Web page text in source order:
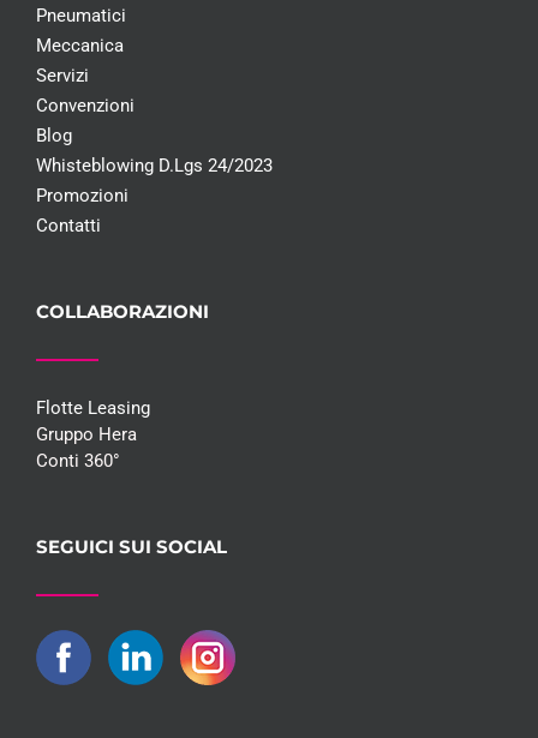
Pneumatici
Meccanica
Servizi
Convenzioni
Blog
Whisteblowing D.Lgs 24/2023
Promozioni
Contatti
COLLABORAZIONI
Flotte Leasing
Gruppo Hera
Conti 360°
SEGUICI SUI SOCIAL